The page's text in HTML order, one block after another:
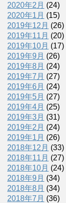
2020年2月 (24)
2020年1月 (15)
2019年12月 (26)
2019年11月 (20)
2019年10月 (17)
2019年9月 (26)
2019年8月 (24)
2019年7月 (27)
2019年6月 (24)
2019年5月 (27)
2019年4月 (25)
2019年3月 (31)
2019年2月 (24)
2019年1月 (26)
2018年12月 (33)
2018年11月 (27)
2018年10月 (24)
2018年9月 (34)
2018年8月 (34)
2018年7月 (36)